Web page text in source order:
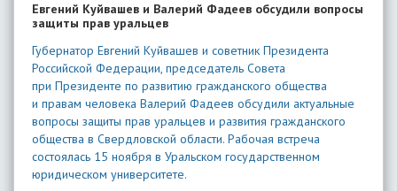
Евгений Куйвашев и Валерий Фадеев обсудили вопросы
защиты прав уральцев
Губернатор Евгений Куйвашев и советник Президента
Российской Федерации, председатель Совета
при Президенте по развитию гражданского общества
и правам человека Валерий Фадеев обсудили актуальные
вопросы защиты прав уральцев и развития гражданского
общества в Свердловской области. Рабочая встреча
состоялась 15 ноября в Уральском государственном
юридическом университете.